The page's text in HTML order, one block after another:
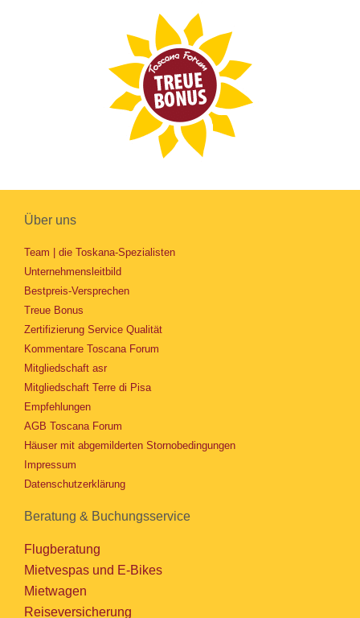
Über uns
Team | die Toskana-Spezialisten
Unternehmensleitbild
Bestpreis-Versprechen
Treue Bonus
Zertifizierung Service Qualität
Kommentare Toscana Forum
Mitgliedschaft asr
Mitgliedschaft Terre di Pisa
Empfehlungen
AGB Toscana Forum
Häuser mit abgemilderten Stornobedingungen
Impressum
Datenschutzerklärung
Beratung & Buchungsservice
Flugberatung
Mietvespas und E-Bikes
Mietwagen
Reiseversicherung